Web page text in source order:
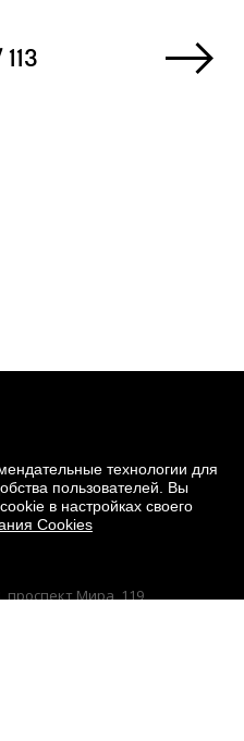
культуры РФ
проспект Мира, 119,
технологии для
пользователей. Вы
в настройках своего
Cookies